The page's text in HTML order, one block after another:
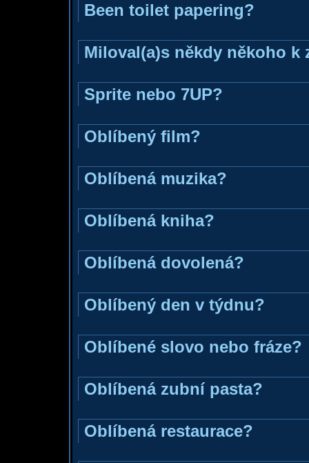
Been toilet papering?
Miloval(a)s někdy někoho k
Sprite nebo 7UP?
Oblíbený film?
Oblíbená muzika?
Oblíbená kniha?
Oblíbená dovolená?
Oblíbený den v týdnu?
Oblíbené slovo nebo fráze?
Oblíbená zubní pasta?
Oblíbená restaurace?